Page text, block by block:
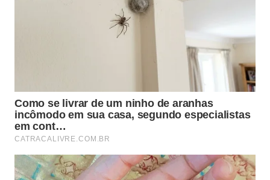
significativamente sua vida útil.